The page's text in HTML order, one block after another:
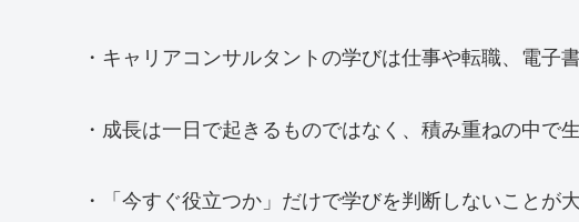
・キャリアコンサルタントの学びは仕事や転職、電子
・成長は一日で起きるものではなく、積み重ねの中で
・「今すぐ役立つか」だけで学びを判断しないことが